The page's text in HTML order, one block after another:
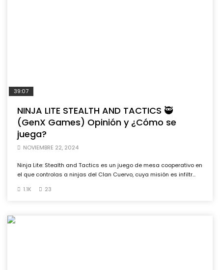
39:07
NINJA LITE STEALTH AND TACTICS 🥷
(GenX Games) Opinión y ¿Cómo se
juega?
NOVIEMBRE 22, 2024
Ninja Lite: Stealth and Tactics es un juego de mesa cooperativo en
el que controlas a ninjas del Clan Cuervo, cuya misión es infiltr...
1.1K
23